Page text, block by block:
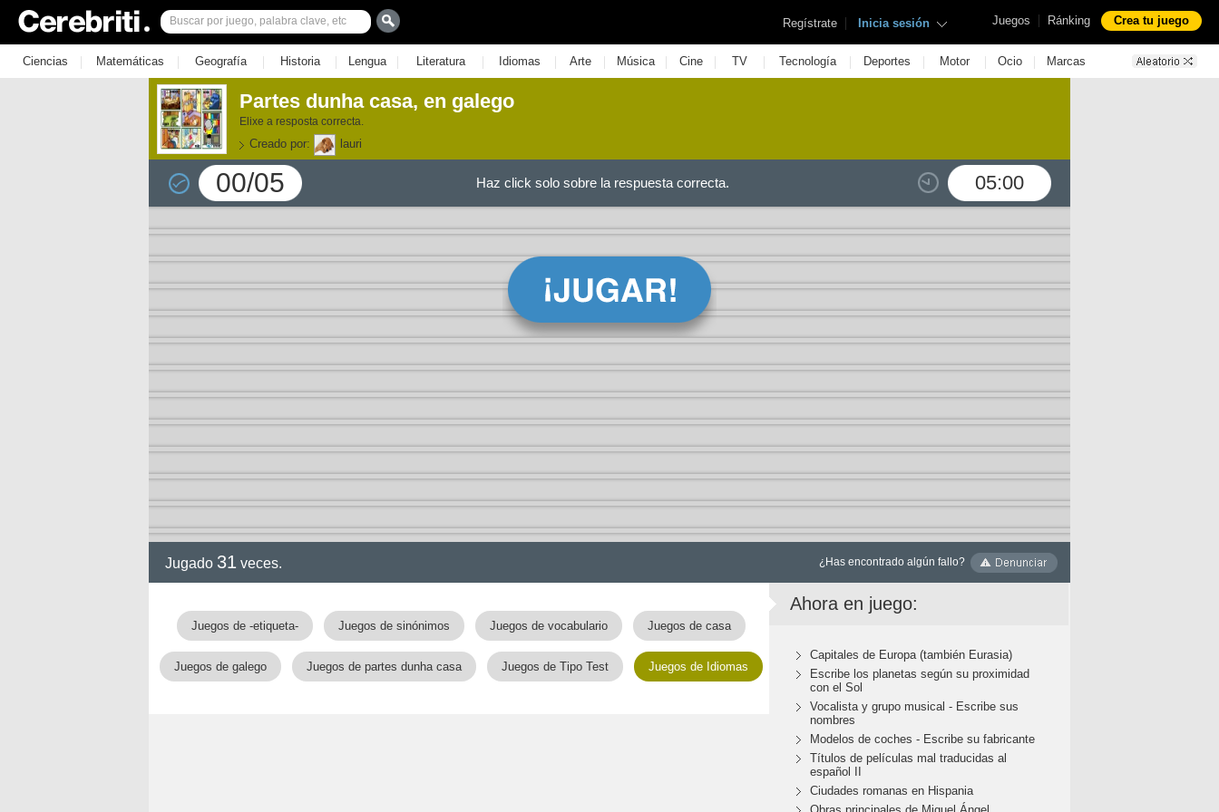
Juegos | Ránking Crea tu juego
Regístrate | Inicia sesión
Ciencias | Matemáticas | Geografía | Historia | Lengua | Literatura | Idiomas | Arte | Música | Cine | TV | Tecnología | Deportes | Motor | Ocio | Marcas
Partes dunha casa, en galego
Elixe a resposta correcta.
Creado por: lauri
00/05 05:00
Haz click solo sobre la respuesta correcta.
Jugado 31 veces. ¿Has encontrado algún fallo?
Juegos de -etiqueta- Juegos de sinónimos Juegos de vocabulario Juegos de casa
Juegos de galego Juegos de partes dunha casa Juegos de Tipo Test Juegos de Idiomas
Ahora en juego:
Capitales de Europa (también Eurasia)
Escribe los planetas según su proximidad
con el Sol
Vocalista y grupo musical - Escribe sus
nombres
Modelos de coches - Escribe su fabricante
Títulos de películas mal traducidas al
español II
Ciudades romanas en Hispania